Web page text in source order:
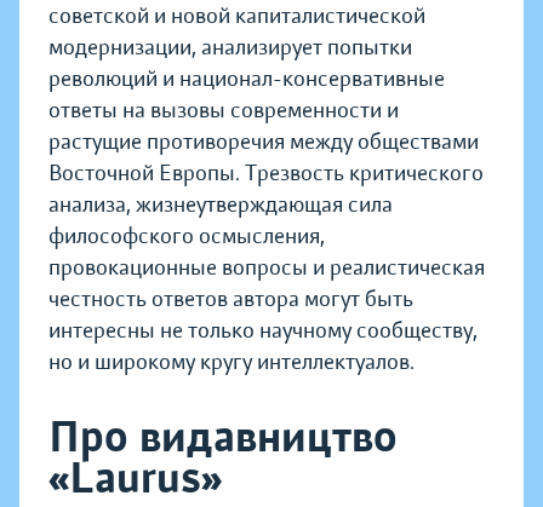
советской и новой капиталистической
модернизации, анализирует попытки
революций и национал-консервативные
ответы на вызовы современности и
растущие противоречия между обществами
Восточной Европы. Трезвость критического
анализа, жизнеутверждающая сила
философского осмысления,
провокационные вопросы и реалистическая
честность ответов автора могут быть
интересны не только научному сообществу,
но и широкому кругу интеллектуалов.
Про видавництво
«Laurus»